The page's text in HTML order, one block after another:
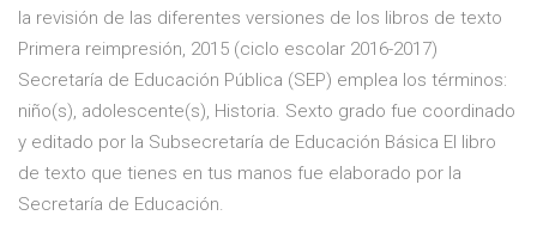
la revisión de las diferentes versiones de los libros de texto
Primera reimpresión, 2015 (ciclo escolar 2016-2017)
Secretaría de Educación Pública (SEP) emplea los términos:
niño(s), adolescente(s), Historia. Sexto grado fue coordinado
y editado por la Subsecretaría de Educación Básica El libro
de texto que tienes en tus manos fue elaborado por la
Secretaría de Educación.